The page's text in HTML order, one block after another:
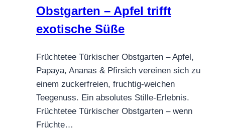
Obstgarten – Apfel trifft
exotische Süße
Früchtetee Türkischer Obstgarten – Apfel,
Papaya, Ananas & Pfirsich vereinen sich zu
einem zuckerfreien, fruchtig-weichen
Teegenuss. Ein absolutes Stille-Erlebnis.
Früchtetee Türkischer Obstgarten – wenn
Früchte…